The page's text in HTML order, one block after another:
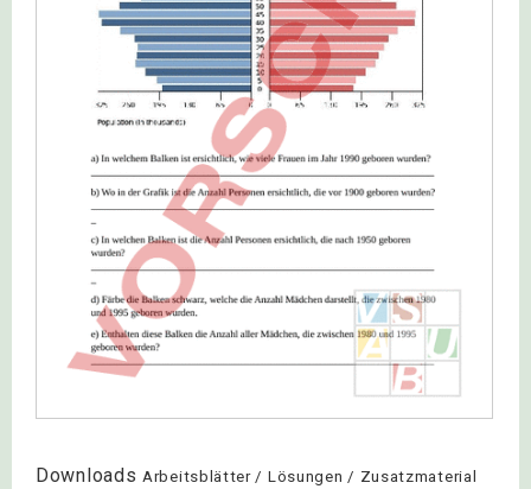
Downloads Arbeitsblätter / Lösungen / Zusatzmaterial